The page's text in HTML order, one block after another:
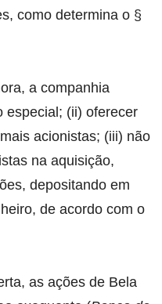
como determina o §
a companhia
especial; (ii) oferecer
acionistas; (iii) não
na aquisição,
depositando em
de acordo com o
as ações de Bela